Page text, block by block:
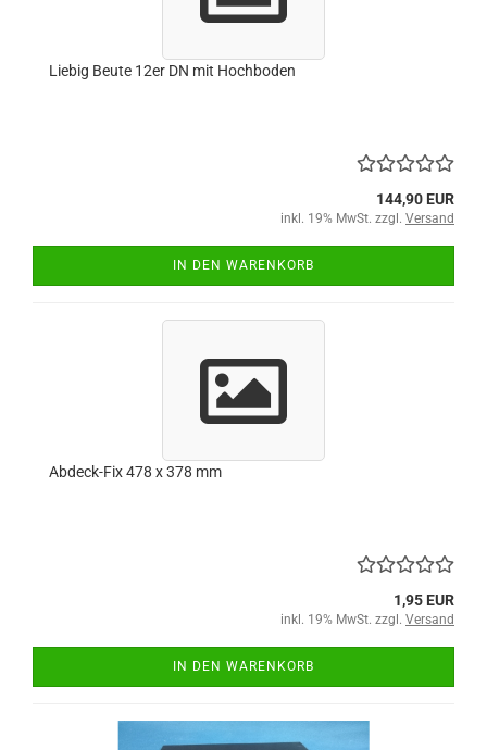
Liebig Beute 12er DN mit Hochboden
144,90 EUR
inkl. 19% MwSt. zzgl. Versand
IN DEN WARENKORB
Abdeck-Fix 478 x 378 mm
1,95 EUR
inkl. 19% MwSt. zzgl. Versand
IN DEN WARENKORB